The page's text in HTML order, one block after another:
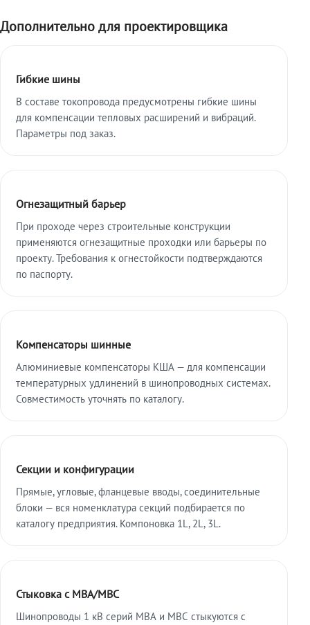
Дополнительно для проектировщика
Гибкие шины
В составе токопровода предусмотрены гибкие шины
для компенсации тепловых расширений и вибраций.
Параметры под заказ.
Огнезащитный барьер
При проходе через строительные конструкции
применяются огнезащитные проходки или барьеры по
проекту. Требования к огнестойкости подтверждаются
по паспорту.
Компенсаторы шинные
Алюминиевые компенсаторы КША — для компенсации
температурных удлинений в шинопроводных системах.
Совместимость уточнять по каталогу.
Секции и конфигурации
Прямые, угловые, фланцевые вводы, соединительные
блоки — вся номенклатура секций подбирается по
каталогу предприятия. Компоновка 1L, 2L, 3L.
Стыковка с МВА/МВС
Шинопроводы 1 кВ серий МВА и МВС стыкуются с